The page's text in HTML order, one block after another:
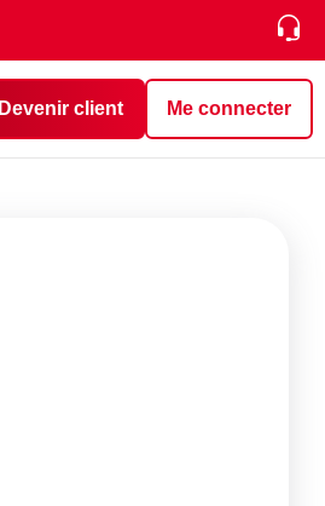
Devenir client Me connecter